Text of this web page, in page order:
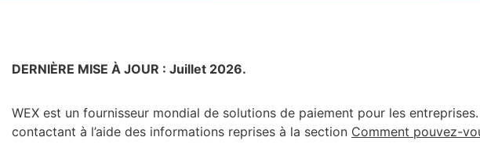
DERNIÈRE MISE À JOUR : Juillet 2026.
WEX est un fournisseur mondial de solutions de paiement pour les
contactant à l’aide des informations reprises à la section Comment pouvez-